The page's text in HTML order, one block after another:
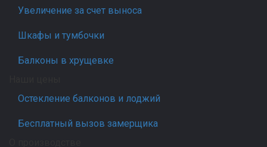
Увеличение за счет выноса
Шкафы и тумбочки
Балконы в хрущевке
Остекление балконов и лоджий
Бесплатный вызов замерщика